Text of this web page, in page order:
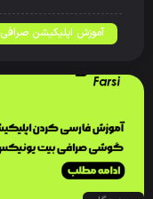
آموزش اپلیکیشن صرافی Bitunix